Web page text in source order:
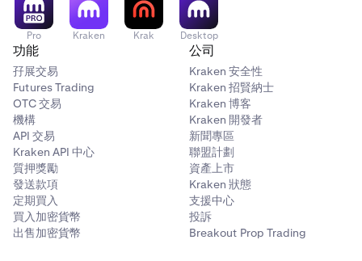
Base
✅
✅
Polygon
✅
✅
Pro Kraken Krak Desktop
功能
孖展交易
Futures Trading
OTC 交易
機構
API 交易
Kraken API 中心
質押獎勵
發送款項
定期買入
買入加密貨幣
出售加密貨幣
公司
Kraken 安全性
Kraken 招賢納士
Kraken 博客
Kraken 開發者
新聞專區
聯盟計劃
資產上市
Kraken 狀態
支援中心
投訴
Breakout Prop Trading